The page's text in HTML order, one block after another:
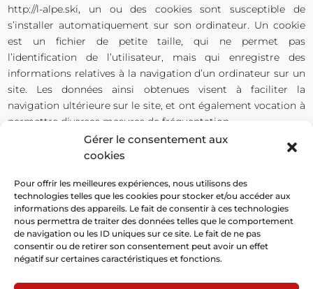
Gérer le consentement aux
cookies
Pour offrir les meilleures expériences, nous utilisons des
technologies telles que les cookies pour stocker et/ou accéder aux
informations des appareils. Le fait de consentir à ces technologies
nous permettra de traiter des données telles que le comportement
de navigation ou les ID uniques sur ce site. Le fait de ne pas
consentir ou de retirer son consentement peut avoir un effet
négatif sur certaines caractéristiques et fonctions.
http://l-alpe.ski, un ou des cookies sont susceptible de
s’installer automatiquement sur son ordinateur. Un cookie
est un fichier de petite taille, qui ne permet pas
l’identification de l’utilisateur, mais qui enregistre des
informations relatives à la navigation d’un ordinateur sur un
site. Les données ainsi obtenues visent à faciliter la
navigation ultérieure sur le site, et ont également vocation à
permettre diverses mesures de fréquentation.
Le paramétrage du logiciel de navigation permet d’informer
de la présence de cookie et éventuellement, de refuser de la
manière décrite à l’adresse suivante :www.cnil.fr
Le refus d’installation d’un cookie peut entraîner
l’impossibilité d’accéder à certains services. L’utilisateur peut
toutefois configurer son ordinateur de la manière suivante,
pour refuser l’installation des cookies :
Sous Internet Explorer : onglet outil / options internet.